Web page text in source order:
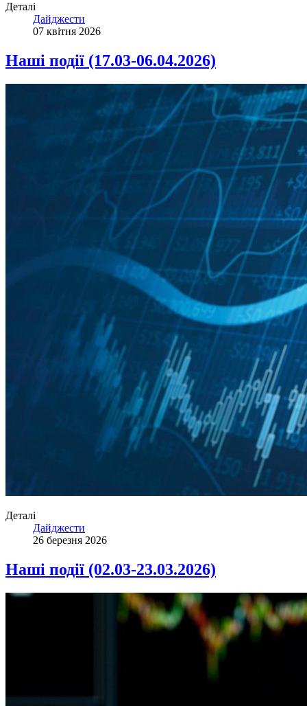
Деталі
Дайджести
07 квітня 2026
Наші події (17.03-06.04.2026)
Деталі
Дайджести
26 березня 2026
Наші події (02.03-23.03.2026)